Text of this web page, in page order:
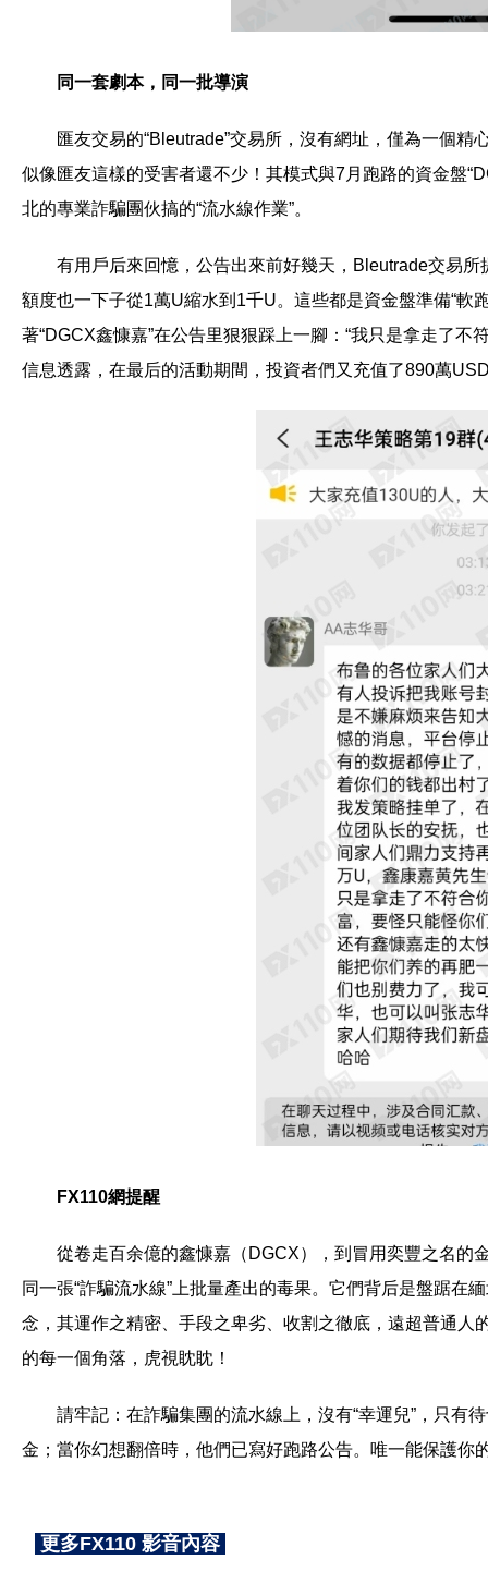
同一套劇本，同一批導演
匯友交易的“Bleutrade”交易所，沒有網址，僅為一個
似像匯友這樣的受害者還不少！其模式與7月跑路的資金盤
北的專業詐騙團伙搞的“流水線作業”。
有用戶后來回憶，公告出來前好幾天，Bleutrade交易
額度也一下子從1萬U縮水到1千U。這些都是資金盤準備“軟
著“DGCX鑫慷嘉”在公告里狠狠踩上一腳：“我只是拿走了
信息透露，在最后的活動期間，投資者們又充值了890萬
FX110網提醒
從卷走百余億的鑫慷嘉（DGCX），到冒用奕豐之名
同一張“詐騙流水線”上批量產出的毒果。它們背后是盤踞在
念，其運作之精密、手段之卑劣、收割之徹底，遠超普通人
的每一個角落，虎視眈眈！
請牢記：在詐騙集團的流水線上，沒有“幸運兒”，只有
金；當你幻想翻倍時，他們已寫好跑路公告。唯一能保護你
更多FX110 影音內容